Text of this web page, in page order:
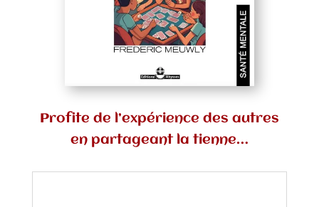
Profite de l’expérience des autres
en partageant la tienne…